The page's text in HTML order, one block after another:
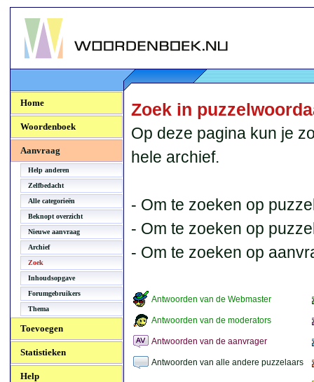
Woordenboek.NU
Home
Woordenboek
Aanvraag
Help anderen
Zelfbedacht
Alle categorieën
Beknopt overzicht
Nieuwe aanvraag
Archief
Zoek
Inhoudsopgave
Forumgebruikers
Thema
Toevoegen
Statistieken
Help
Zoek in
Op deze pagina kun je
hele archief.
- Om te zoeken op
- Om te zoeken op
- Om te zoeken op
Antwoorden van de Webmaster
Antwoorden van de moderators
Antwoorden van de aanvrager
Antwoorden van alle andere puzzelaars